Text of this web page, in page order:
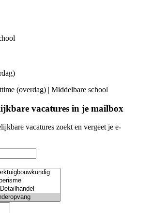
(overdag) | Middelbare school
vacatures in je mailbox
vacatures zoekt en vergeet je e-